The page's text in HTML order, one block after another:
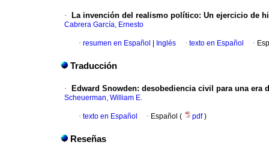
· La invención del realismo político: Un ejercicio de
Cabrera García, Ernesto
· resumen en Español Inglés · texto en Español ·
Traducción
· Edward Snowden: desobediencia civil para una era
Scheuerman, William E.
· texto en Español · Español ( pdf)
Reseñas